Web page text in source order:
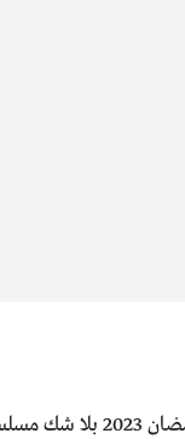
، ومن بين العديد من